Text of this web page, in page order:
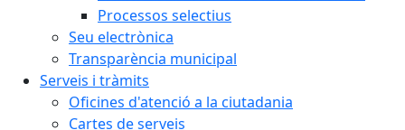
Processos selectius
Seu electrònica
Transparència municipal
Serveis i tràmits
Oficines d'atenció a la ciutadania
Cartes de serveis